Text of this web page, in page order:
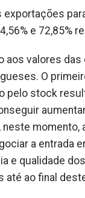
e 72,85%
aos valores
O
pelo stock
momento,
a entrada
e qualidade
ao final